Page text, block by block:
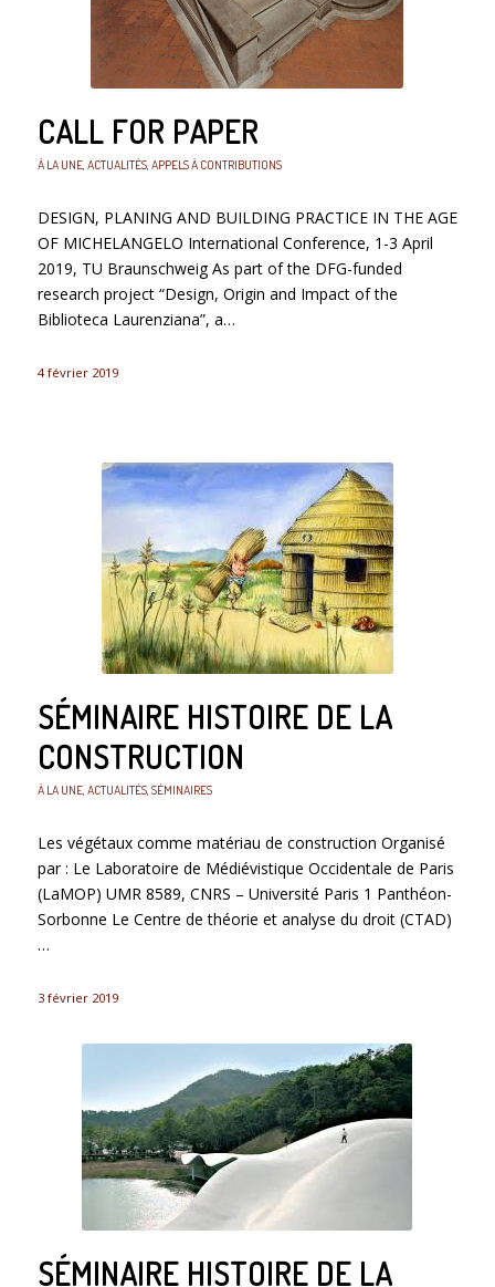
CALL FOR PAPER
À LA UNE, ACTUALITÉS, APPELS À CONTRIBUTIONS
DESIGN, PLANING AND BUILDING PRACTICE IN THE AGE
OF MICHELANGELO International Conference, 1-3 April
2019, TU Braunschweig As part of the DFG-funded
research project “Design, Origin and Impact of the
Biblioteca Laurenziana”, a…
4 février 2019
SÉMINAIRE HISTOIRE DE LA
CONSTRUCTION
À LA UNE, ACTUALITÉS, SÉMINAIRES
Les végétaux comme matériau de construction Organisé
par : Le Laboratoire de Médiévistique Occidentale de Paris
(LaMOP) UMR 8589, CNRS – Université Paris 1 Panthéon-
Sorbonne Le Centre de théorie et analyse du droit (CTAD)
…
3 février 2019
SÉMINAIRE HISTOIRE DE LA